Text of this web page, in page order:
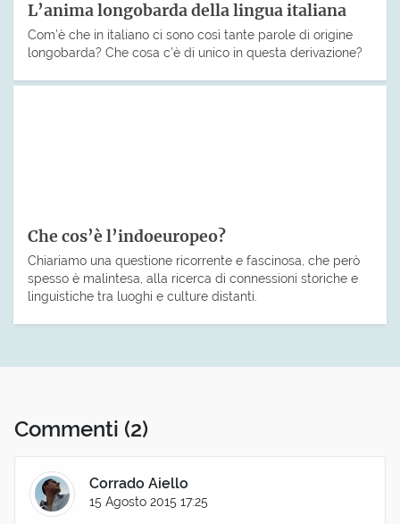
L’anima longobarda della lingua italiana
Com’è che in italiano ci sono così tante parole di origine
longobarda? Che cosa c’è di unico in questa derivazione?
Che cos’è l’indoeuropeo?
Chiariamo una questione ricorrente e fascinosa, che però
spesso è malintesa, alla ricerca di connessioni storiche e
linguistiche tra luoghi e culture distanti.
Commenti (2)
Corrado Aiello
15 Agosto 2015 17:25